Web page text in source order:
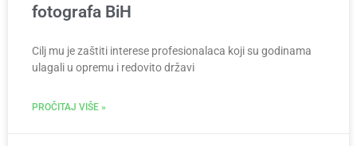
fotografa BiH
Cilj mu je zaštiti interese profesionalaca koji su godinama
ulagali u opremu i redovito državi
PROČITAJ VIŠE »